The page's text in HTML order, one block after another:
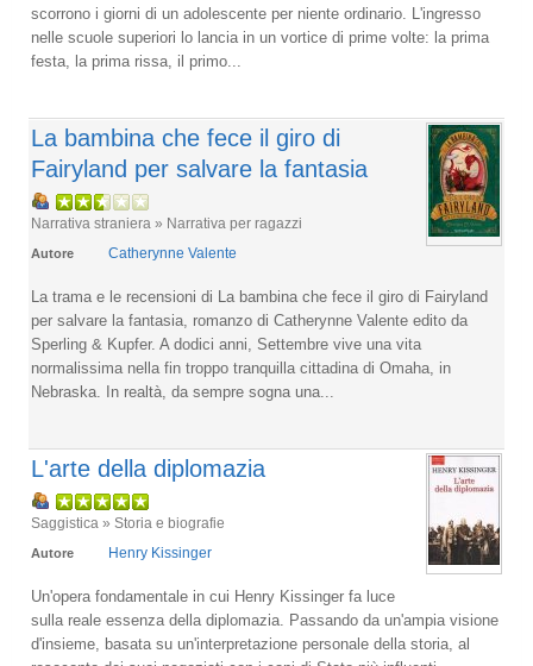
scorrono i giorni di un adolescente per niente ordinario. L'ingresso
nelle scuole superiori lo lancia in un vortice di prime volte: la prima
festa, la prima rissa, il primo...
La bambina che fece il giro di
Fairyland per salvare la fantasia
Narrativa straniera » Narrativa per ragazzi
Autore Catherynne Valente
La trama e le recensioni di La bambina che fece il giro di Fairyland
per salvare la fantasia, romanzo di Catherynne Valente edito da
Sperling & Kupfer. A dodici anni, Settembre vive una vita
normalissima nella fin troppo tranquilla cittadina di Omaha, in
Nebraska. In realtà, da sempre sogna una...
L'arte della diplomazia
Saggistica » Storia e biografie
Autore Henry Kissinger
Un'opera fondamentale in cui Henry Kissinger fa luce
sulla reale essenza della diplomazia. Passando da un'ampia visione
d'insieme, basata su un'interpretazione personale della storia, al